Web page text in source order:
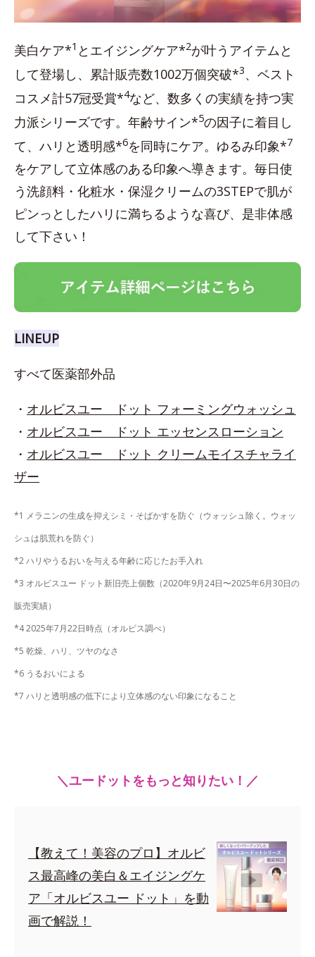
美白ケア*1 とエイジングケア*2が叶うアイテムと
して登場し、累計販売数1002万個突破*3、ベスト
コスメ計57冠受賞*4など、数多くの実績を持つ実
力派シリーズです。年齢サイン*5の因子に着目し
て、ハリと透明感*6を同時にケア。ゆるみ印象*7
をケアして立体感のある印象へ導きます。毎日使
う洗顔料・化粧水・保湿クリームの3STEPで肌が
ピンっとしたハリに満ちるような喜び、是非体感
して下さい！
LINEUP
すべて医薬部外品
・ オルビスユー ドット フォーミングウォッシュ
・ オルビスユー ドット エッセンスローション
・ オルビスユー ドット クリームモイスチャライ
ザー
*1 メラニンの生成を抑えシミ・そばかすを防ぐ（ウォッシュ除く。ウォッ
シュは肌荒れを防ぐ）
*2 ハリやうるおいを与える年齢に応じたお手入れ
*3 オルビスユー ドット新旧売上個数（2020年9月24日〜2025年6月30日の
販売実績）
*4 2025年7月22日時点（オルビス調べ）
*5 乾燥、ハリ、ツヤのなさ
*6 うるおいによる
*7 ハリと透明感の低下により立体感のない印象になること
＼ユードットをもっと知りたい！／
【教えて！美容のプロ】オルビ
ス最高峰の美白＆エイジングケ
ア「オルビスユー ドット」を動
画で解説！